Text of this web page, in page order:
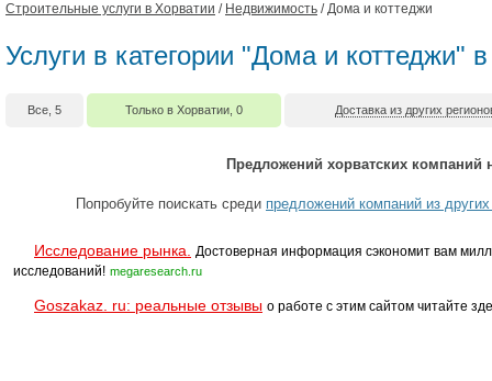
Строительные услуги в Хорватии / Недвижимость / Дома и коттеджи
Услуги в категории "Дома и коттеджи"
Все, 5 Только в Хорватии, 0 Доставка из других
Предложений хорватских компаний
Попробуйте поискать среди предложений компаний из
Исследование рынка.
Достоверная информация сэкономит вам
исследований! megaresearch.ru
Goszakaz. ru: реальные отзывы о работе с этим сайтом читайте